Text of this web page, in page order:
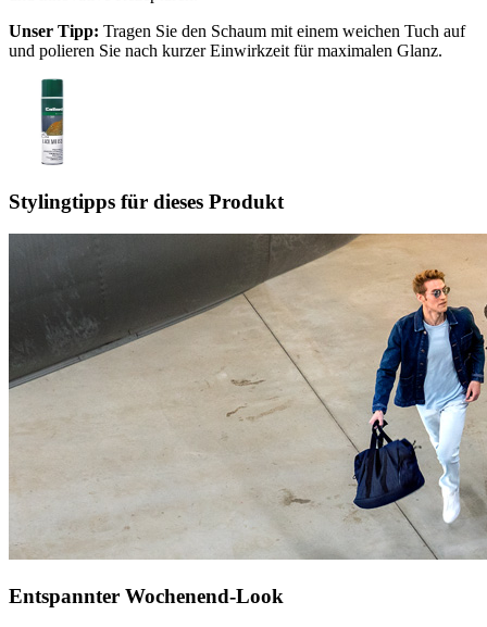
Unser Tipp: Tragen Sie den Schaum mit einem weichen Tuch auf
und polieren Sie nach kurzer Einwirkzeit für maximalen Glanz.
Stylingtipps für dieses Produkt
Entspannter Wochenend-Look